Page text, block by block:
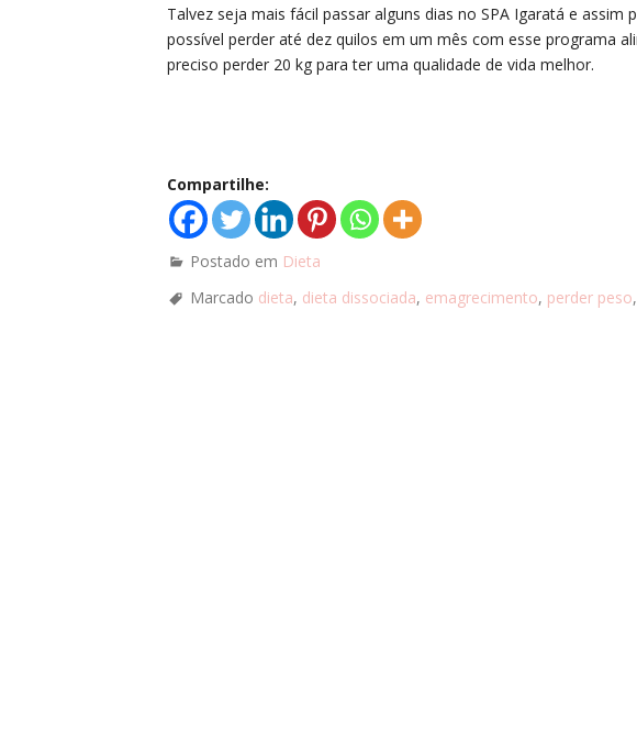
Talvez seja mais fácil passar alguns dias no SPA Igaratá e assim
possível perder até dez quilos em um mês com esse programa
preciso perder 20 kg para ter uma qualidade de vida melhor.
Compartilhe:
Postado em Dieta
Marcado dieta, dieta dissociada, emagrecimento, perder peso,